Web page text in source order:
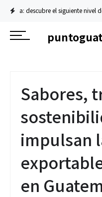
el siguiente nivel de innovación
Sabores,
impulsan
en